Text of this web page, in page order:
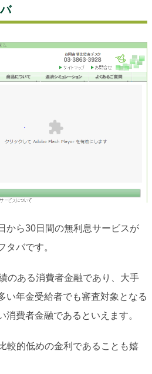
から30日間の無利息サービスが
タバです。
のある消費者金融であり、大手
い年金受給者でも審査対象となる
消費者金融であるといえます。
較的低めの金利であることも嬉